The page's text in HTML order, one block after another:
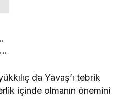
da Yavaş’ı tebrik
içinde olmanın önemini